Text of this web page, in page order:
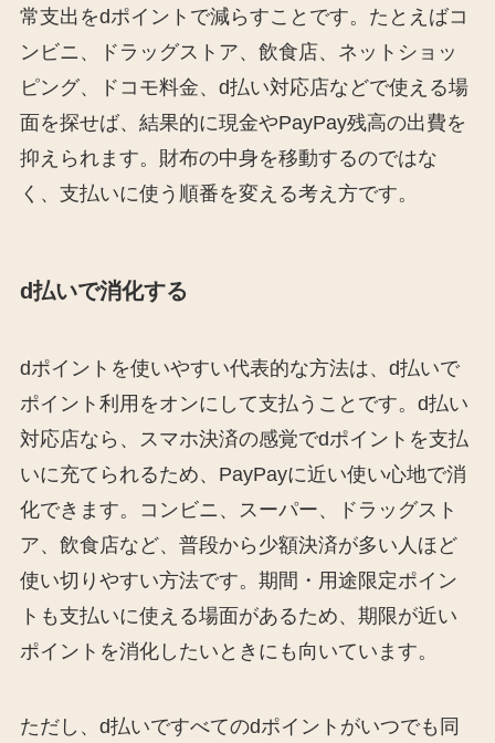
常支出をdポイントで減らすことです。たとえばコ
ンビニ、ドラッグストア、飲食店、ネットショッ
ピング、ドコモ料金、d払い対応店などで使える場
面を探せば、結果的に現金やPayPay残高の出費を
抑えられます。財布の中身を移動するのではな
く、支払いに使う順番を変える考え方です。
d払いで消化する
dポイントを使いやすい代表的な方法は、d払いで
ポイント利用をオンにして支払うことです。d払い
対応店なら、スマホ決済の感覚でdポイントを支払
いに充てられるため、PayPayに近い使い心地で消
化できます。コンビニ、スーパー、ドラッグスト
ア、飲食店など、普段から少額決済が多い人ほど
使い切りやすい方法です。期間・用途限定ポイン
トも支払いに使える場面があるため、期限が近い
ポイントを消化したいときにも向いています。
ただし、d払いですべてのdポイントがいつでも同